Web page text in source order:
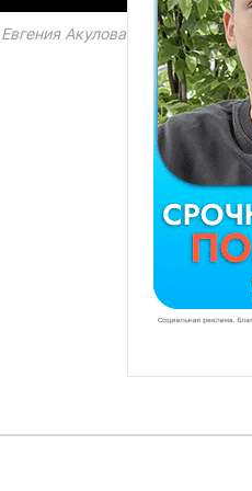
Евгения Акулова